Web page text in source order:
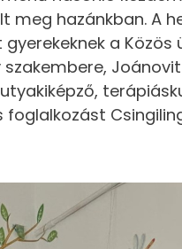
meg hazánkban. A
a Közös